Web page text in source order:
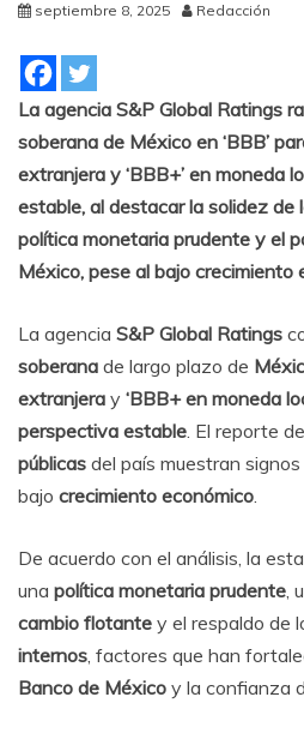
septiembre 8, 2025 Redacción
La agencia S&P Global Ratings
soberana de México en ‘BBB’
extranjera y ‘BBB+’ en moneda
estable, al destacar la solidez de
política monetaria prudente y el
México, pese al bajo crecimiento
La agencia S&P Global Ratings
soberana de largo plazo de
extranjera y ‘BBB+ en moneda
perspectiva estable. El reporte
públicas del país muestran
bajo crecimiento económico.
De acuerdo con el análisis, la
una política monetaria prudente,
cambio flotante y el respaldo de
internos, factores que han
Banco de México y la confianza